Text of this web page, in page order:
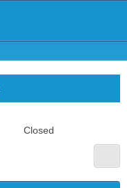
Closed